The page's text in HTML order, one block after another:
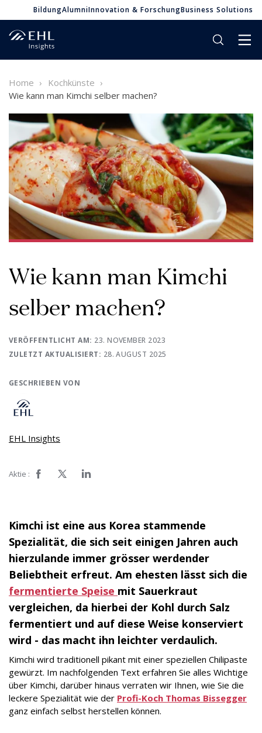
BildungAlumniInnovation & ForschungBusiness Solutions
Home
Kochkünste
Wie kann man Kimchi selber machen?
Wie kann man Kimchi
selber machen?
VERÖFFENTLICHT AM: 23. NOVEMBER 2023
ZULETZT AKTUALISIERT: 28. AUGUST 2025
GESCHRIEBEN VON
EHL Insights
Aktie :
Kimchi ist eine aus Korea stammende
Spezialität, die sich seit einigen Jahren auch
hierzulande immer grösser werdender
Beliebtheit erfreut. Am ehesten lässt sich die
fermentierte Speise mit Sauerkraut
vergleichen, da hierbei der Kohl durch Salz
fermentiert und auf diese Weise konserviert
wird - das macht ihn leichter verdaulich.
Kimchi wird traditionell pikant mit einer speziellen Chilipaste
gewürzt. Im nachfolgenden Text erfahren Sie alles Wichtige
über Kimchi, darüber hinaus verraten wir Ihnen, wie Sie die
leckere Spezialität wie der Profi-Koch Thomas Bissegger
ganz einfach selbst herstellen können.